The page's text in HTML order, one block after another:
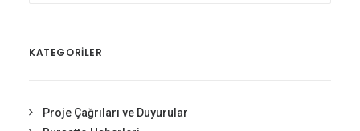
KATEGORİLER
Proje Çağrıları ve Duyurular